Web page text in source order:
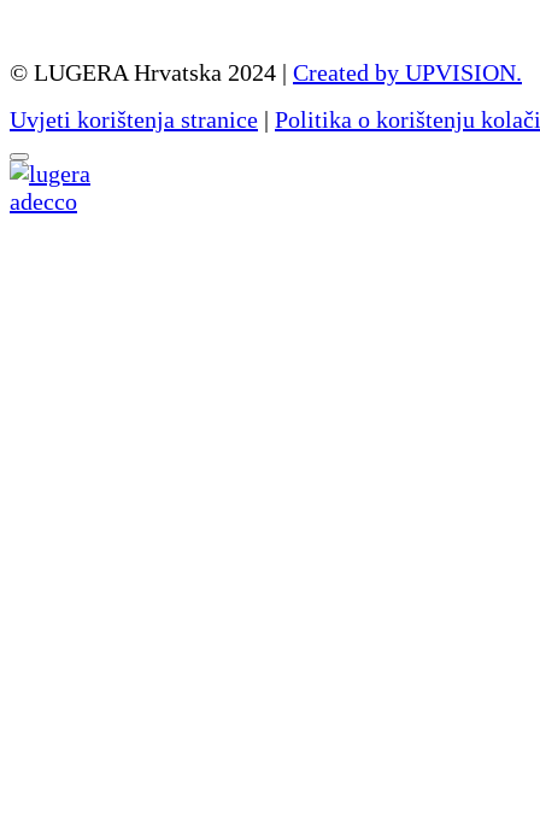
© LUGERA Hrvatska 2024 | Created by UPVISION.
Uvjeti korištenja stranice | Politika o korištenju